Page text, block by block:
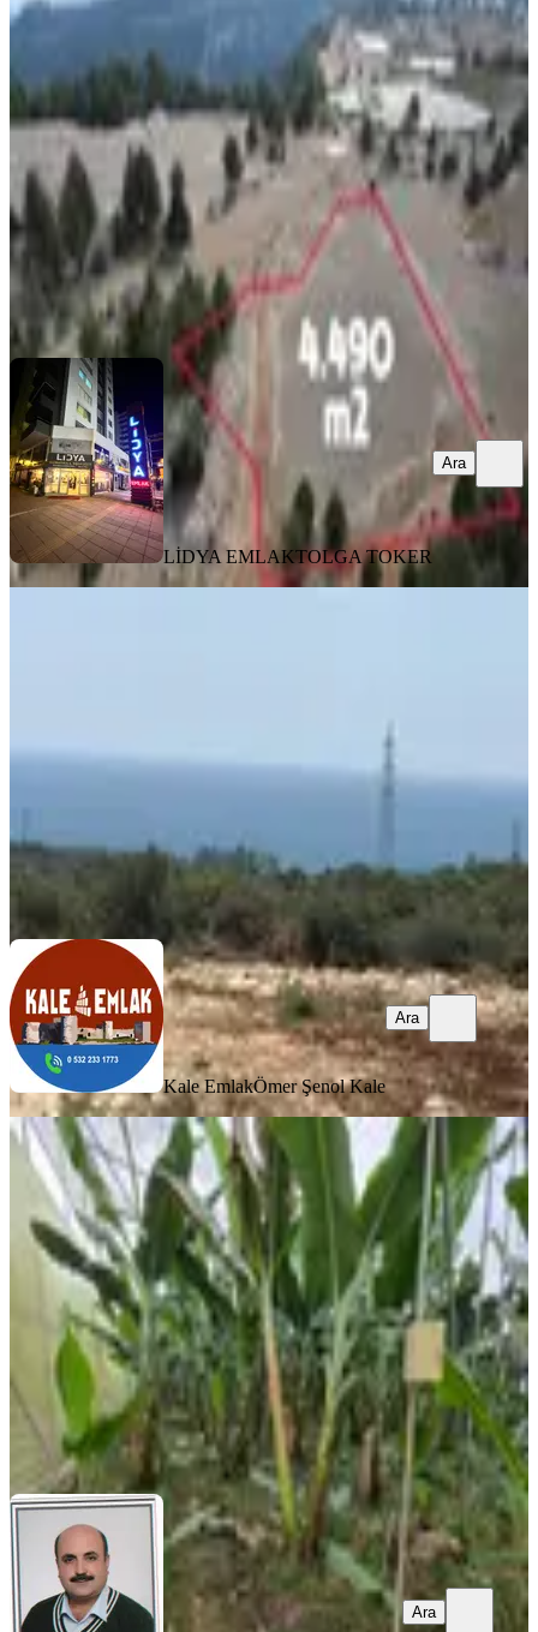
Çerçili Süpürgelik Doğa Manzaralı
Uygun Satılık Tarla
Erdemli, Çerçili Mahallesi
4491 m² · 666/m² ·25.01.2026
2.990.000 ₺
LİDYA EMLAKTOLGA TOKER
LİDYA EMLAKTOLGA TOKER
Ara
Kale Emlak Ömer Şenol Kale
Kale EmlakÖmer Şenol Kale
Ara
Erdemli Barbaros'ta 5000 M² Satılık
Muz Serası Ve Bahçe
Erdemli, Barbaros Mahallesi
5000 m²·6.600/m²· 06.07.2026
33.000.000 ₺
TEKİN EMLAK Müslim Tekin
Ara